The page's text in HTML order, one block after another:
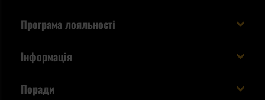
Способи оплати
Статус замовлення
Програма лояльності
Увійдіть в систему
Інформація
Поради